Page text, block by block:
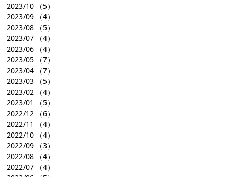
2023/10 （5）
2023/09 （4）
2023/08 （5）
2023/07 （4）
2023/06 （4）
2023/05 （7）
2023/04 （7）
2023/03 （5）
2023/02 （4）
2023/01
（5）
2022/12 （6）
2022/11
（4）
2022/10 （4）
2022/09 （3）
2022/08 （4）
2022/07 （4）